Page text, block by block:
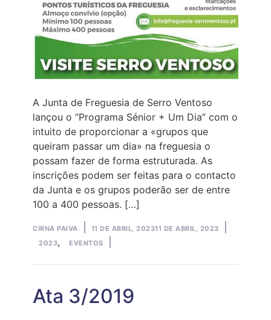
A Junta de Freguesia de Serro Ventoso
lançou o “Programa Sénior + Um Dia” com o
intuito de proporcionar a «grupos que
queiram passar um dia» na freguesia o
possam fazer de forma estruturada. As
inscrições podem ser feitas para o contacto
da Junta e os grupos poderão ser de entre
100 a 400 pessoas. […]
Posted
by
CIRNA PAIVA 11 DE ABRIL, 202311 DE ABRIL, 2023
2023, EVENTOS
Ata 3/2019